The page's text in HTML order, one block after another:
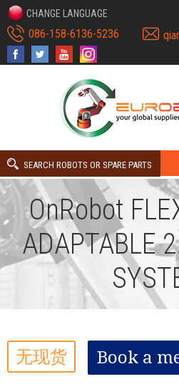
CHANGE LANGUAGE
086-158-6136-5236
SEARCH ROBOTS OR SPARE PARTS
OnRobot
ADAPTABLE
无现货 Book a